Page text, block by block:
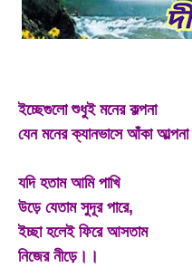
ইচ্ছেগুলো শুধুই মনের কল্পনা
যেন মনের ক্যানভাসে আঁকা আল্পনা
যদি হতাম আমি পাখি
উড়ে যেতাম সুদূর পারে,
ইচ্ছা হলেই ফিরে আসতাম
নিজের নীড়ে।।